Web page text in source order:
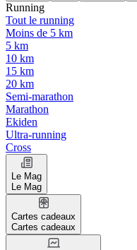
Running
Tout le running
Moins de 5 km
5 km
10 km
15 km
20 km
Semi-marathon
Marathon
Ekiden
Ultra-running
Cross
Le Mag
Le Mag
Cartes cadeaux
Cartes cadeaux